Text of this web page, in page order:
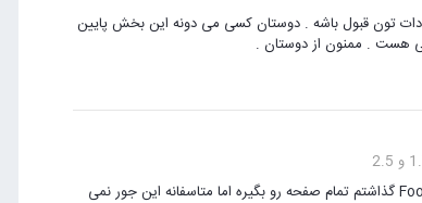
تون قبول باشه . دوستان کسی می دونه این بخش پایین
مشکل تکرار تصویر رو حل کردم . اما 1 مشکل دیگه دارم من می خوام تصویری که برای Footer گذاشتم تمام صفحه رو بگیره اما متاسفانه این جور نمی